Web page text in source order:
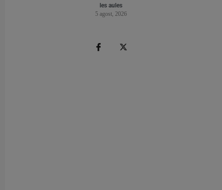
les aules
5 agost, 2026